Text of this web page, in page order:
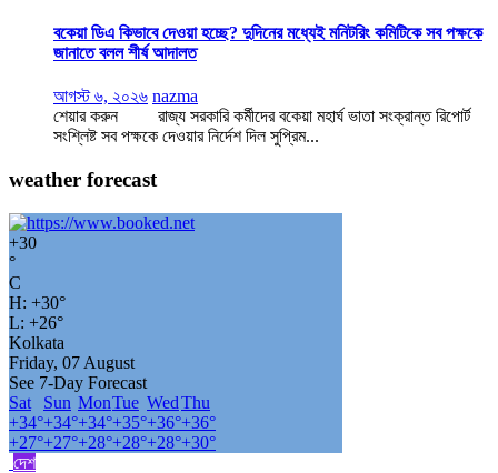
বকেয়া ডিএ কিভাবে দেওয়া হচ্ছে? দুদিনের মধ্যেই মনিটরিং কমিটিকে সব পক্ষকে
জানাতে বলল শীর্ষ আদালত
আগস্ট ৬, ২০২৬ nazma
শেয়ার করুন রাজ্য সরকারি কর্মীদের বকেয়া মহার্ঘ ভাতা সংক্রান্ত রিপোর্ট
সংশ্লিষ্ট সব পক্ষকে দেওয়ার নির্দেশ দিল সুপ্রিম...
weather forecast
+30
°
C
H: +30°
L: +26°
Kolkata
Friday, 07 August
See 7-Day Forecast
Sat
Sun MonTue WedThu
+34°+34°+34°+35°+36°+36°
+27°+27°+28°+28°+28°+30°
দেশ